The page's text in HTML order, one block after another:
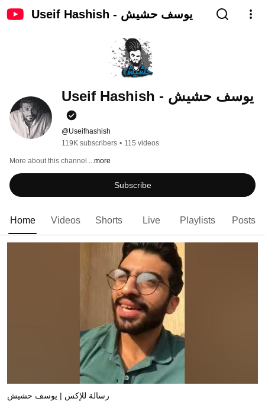
Useif Hashish - يوسف حشيش
Useif Hashish - يوسف حشيش
@Useifhashish
119K subscribers • 115 videos
More about this channel ...more
Subscribe
Home Videos Shorts Live Playlists Posts
رسالة للإكس | يوسف حشيش